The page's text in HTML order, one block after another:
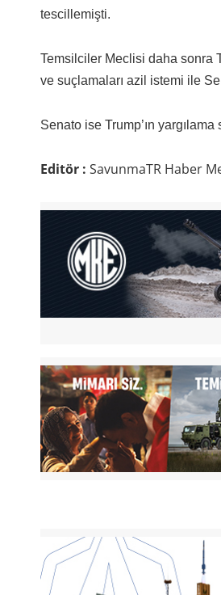
tescillemişti.
Temsilciler Meclisi daha sonra
ve suçlamaları azil istemi ile
Senato ise Trump’ın
Editör : SavunmaTR Haber